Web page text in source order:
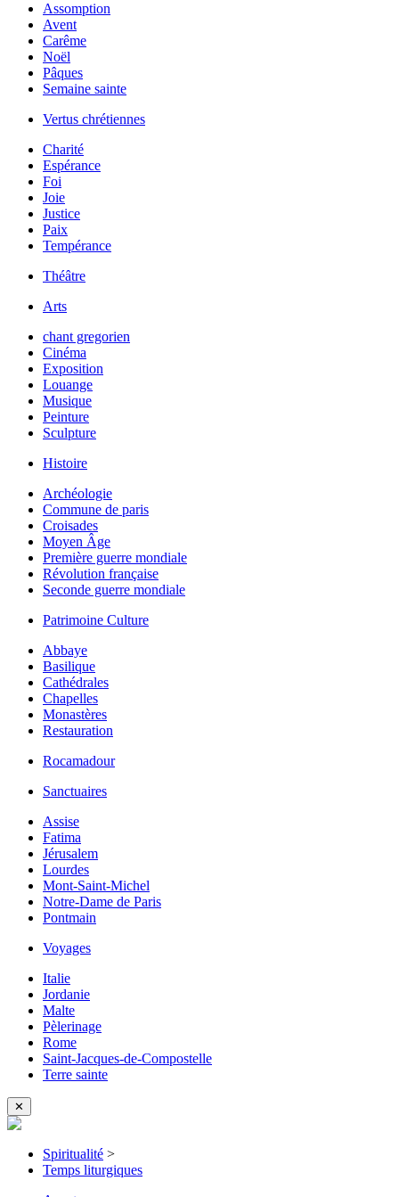
Assomption
Avent
Carême
Noël
Pâques
Semaine sainte
Vertus chrétiennes
Charité
Espérance
Foi
Joie
Justice
Paix
Tempérance
Théâtre
Arts
chant gregorien
Cinéma
Exposition
Louange
Musique
Peinture
Sculpture
Histoire
Archéologie
Commune de paris
Croisades
Moyen Âge
Première guerre mondiale
Révolution française
Seconde guerre mondiale
Patrimoine Culture
Abbaye
Basilique
Cathédrales
Chapelles
Monastères
Restauration
Rocamadour
Sanctuaires
Assise
Fatima
Jérusalem
Lourdes
Mont-Saint-Michel
Notre-Dame de Paris
Pontmain
Voyages
Italie
Jordanie
Malte
Pèlerinage
Rome
Saint-Jacques-de-Compostelle
Terre sainte
✕
Spiritualité >
Temps liturgiques